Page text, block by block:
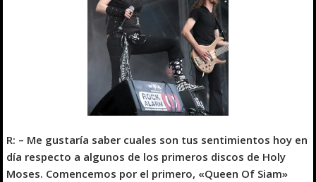
R: – Me gustaría saber cuales son tus sentimientos hoy en
día respecto a algunos de los primeros discos de Holy
Moses. Comencemos por el primero, «Queen Of Siam»